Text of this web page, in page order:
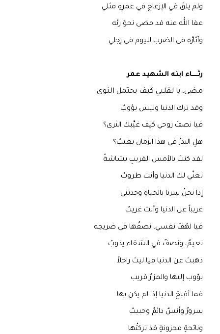
ولم يلقَ في الإزعاج في عمرِهِ مثلي
عفا الله عنه قد مضى نحوَ ربّه
وآثارُه في الضرب لليوم في رِجلي
رثــــــاء ابنه الشهيد عمر
مضى، يا لقلبي كيف يحتمل النوى
وقد ترك الدنيا وليس يؤوبُ
فيا نصفَ روحي كيف غيَّبك الثرى؟
هلِ البدرُ في هذا الزمان يغيبُ؟
لقد كنتَ بالأمس القريبِ بشاشةً
تغنّي لك الدنيا وأنت طروبُ
إذا نحنُ سِرنا بالحياةِ وجدتني
غريباً عن الدنيا وأنت غريبُ
فيا لهْفَ نفسي، نصفُها في ضريحِه
نعيمٌ، ونصفٌ في الشقاء يذوبُ
ذهبتَ عن الدنيا فيا ليتَ راحلاً
يؤوب إليها والمزارُ قريب
فما أقبحَ الدنيا إذا لم يكن بها
سرورٌ وأنسٌ دائمٌ وحبيبُ
ونائحةٍ محزونةٍ قد تركتُها